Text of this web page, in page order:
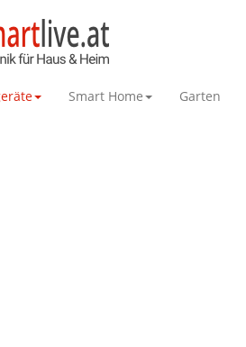
Smart Home Garten